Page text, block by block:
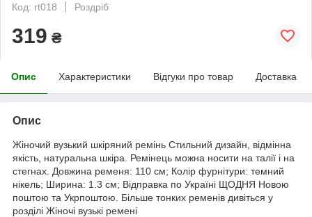
Код: rt018
Роздріб
319 ₴
Опис Характеристики Відгуки про товар Доставка
Опис
Жіночий вузький шкіряний ремінь Стильний дизайн, відмінна
якість, натуральна шкіра. Ремінець можна носити на талії і на
стегнах. Довжина ременя: 110 см; Колір фурнітури: темний
нікель; Ширина: 1.3 см; Відправка по Україні ЩОДНЯ Новою
поштою та Укрпоштою. Більше тонких ременів дивіться у
розділі Жіночі вузькі ремені